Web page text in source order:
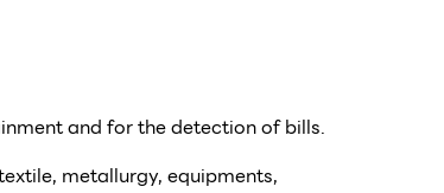
and for the detection of bills.
metallurgy, equipments,